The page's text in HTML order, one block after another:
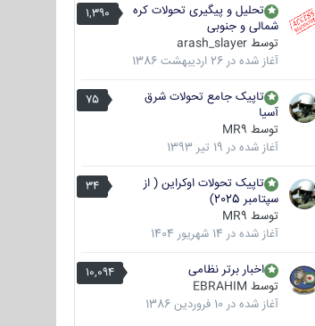
1,390
تحلیل و پیگیری تحولات کره
شمالی و جنوبی
توسط arash_slayer
آغاز شده در 26 اردیبهشت 1386
75
تاپیک جامع تحولات شرق
آسیا
توسط MR9
آغاز شده در 19 تیر 1393
34
تاپیک تحولات اوکراین ( از
سپتامبر 2025)
توسط MR9
آغاز شده در 14 شهریور 1404
10,094
اخبار برتر نظامی
توسط EBRAHIM
آغاز شده در 10 فروردین 1386